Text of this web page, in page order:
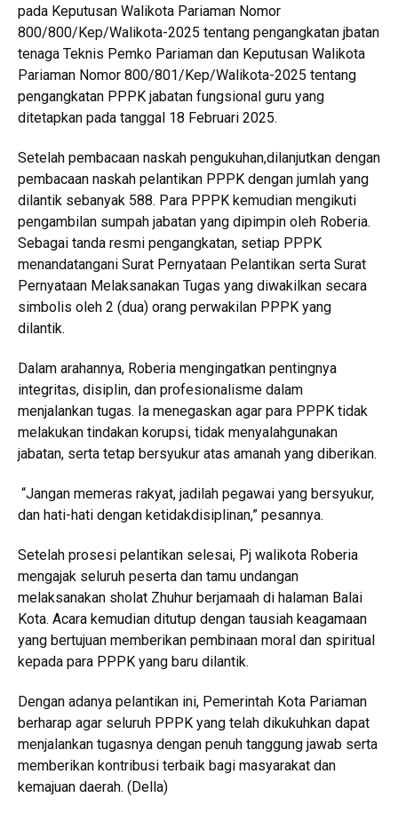
pada Keputusan Walikota Pariaman Nomor
800/800/Kep/Walikota-2025 tentang pengangkatan jbatan
tenaga Teknis Pemko Pariaman dan Keputusan Walikota
Pariaman Nomor 800/801/Kep/Walikota-2025 tentang
pengangkatan PPPK jabatan fungsional guru yang
ditetapkan pada tanggal 18 Februari 2025.
Setelah pembacaan naskah pengukuhan,dilanjutkan dengan
pembacaan naskah pelantikan PPPK dengan jumlah yang
dilantik sebanyak 588. Para PPPK kemudian mengikuti
pengambilan sumpah jabatan yang dipimpin oleh Roberia.
Sebagai tanda resmi pengangkatan, setiap PPPK
menandatangani Surat Pernyataan Pelantikan serta Surat
Pernyataan Melaksanakan Tugas yang diwakilkan secara
simbolis oleh 2 (dua) orang perwakilan PPPK yang
dilantik.
Dalam arahannya, Roberia mengingatkan pentingnya
integritas, disiplin, dan profesionalisme dalam
menjalankan tugas. Ia menegaskan agar para PPPK tidak
melakukan tindakan korupsi, tidak menyalahgunakan
jabatan, serta tetap bersyukur atas amanah yang diberikan.
“Jangan memeras rakyat, jadilah pegawai yang bersyukur,
dan hati-hati dengan ketidakdisiplinan,” pesannya.
Setelah prosesi pelantikan selesai, Pj walikota Roberia
mengajak seluruh peserta dan tamu undangan
melaksanakan sholat Zhuhur berjamaah di halaman Balai
Kota. Acara kemudian ditutup dengan tausiah keagamaan
yang bertujuan memberikan pembinaan moral dan spiritual
kepada para PPPK yang baru dilantik.
Dengan adanya pelantikan ini, Pemerintah Kota Pariaman
berharap agar seluruh PPPK yang telah dikukuhkan dapat
menjalankan tugasnya dengan penuh tanggung jawab serta
memberikan kontribusi terbaik bagi masyarakat dan
kemajuan daerah. (Della)